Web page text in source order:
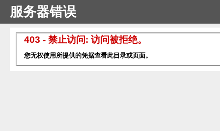
服务器错误
403 - 禁止访问: 访问被拒绝。
您无权使用所提供的凭据查看此目录或页面。